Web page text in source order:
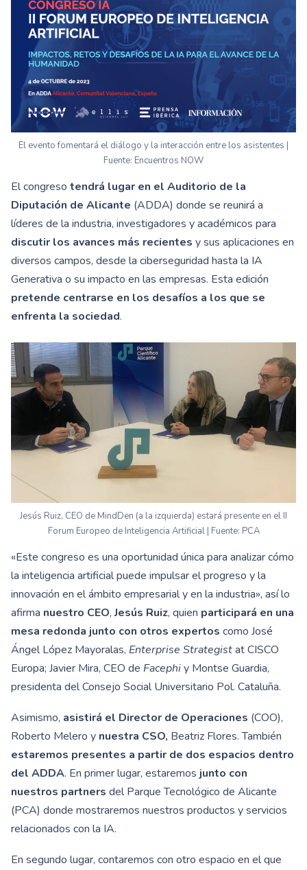
El evento fomentará el diálogo y la interacción entre los asistentes |
Fuente: Encuentros NOW
El congreso tendrá lugar en el Auditorio de la
Diputación de Alicante (ADDA) donde se reunirá a
líderes de la industria, investigadores y académicos para
discutir los avances más recientes y sus aplicaciones en
diversos campos, desde la ciberseguridad hasta la IA
Generativa o su impacto en las empresas. Esta edición
pretende centrarse en los desafíos a los que se
enfrenta la sociedad.
Jesús Ruiz, CEO de MindDen (a la izquierda) estará presente en el II
Forum Europeo de Inteligencia Artificial | Fuente: PCA
«Este congreso es una oportunidad única para analizar cómo
la inteligencia artificial puede impulsar el progreso y la
innovación en el ámbito empresarial y en la industria», así lo
afirma nuestro CEO,Jesús Ruiz, quien participará en una
mesa redonda junto con otros expertos como José
Ángel López Mayoralas, Enterprise Strategistat CISCO
Europa; Javier Mira, CEO de Facephiy Montse Guardia,
presidenta del Consejo Social Universitario Pol. Cataluña.
Asimismo, asistirá el Director de Operaciones (COO),
Roberto Melero y nuestra CSO, Beatriz Flores. También
estaremos presentes a partir de dos espacios dentro
del ADDA. En primer lugar, estaremos junto con
nuestros partners del Parque Tecnológico de Alicante
(PCA) donde mostraremos nuestros productos y servicios
relacionados con la IA.
En segundo lugar, contaremos con otro espacio en el que